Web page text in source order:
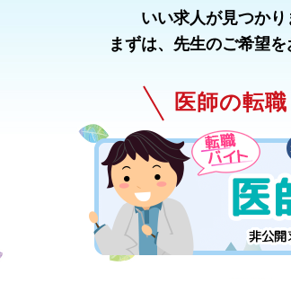
いい求人が見つか
まずは、先生のご希望
医師の転